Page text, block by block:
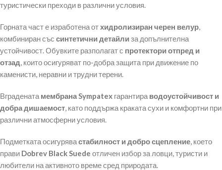
туристически преходи в различни условия.
Горната част е изработена отхидролизиран черен велур,
комбиниран със синтетични детайлиза допълнителна
устойчивост. Обувките разполагат с протектори отпред и
отзад, които осигуряват по-добра защита при движение по
каменисти, неравни и трудни терени.
Вградената мембрана Sympatex гарантира водоустойчивост и
добра дишаемост, като поддържа краката сухи и комфортни при
различни атмосферни условия.
Подметката осигурявастабилност и добро сцепление, което
прави Dobrev Black Suede отличен избор за ловци, туристи и
любители на активното време сред природата.